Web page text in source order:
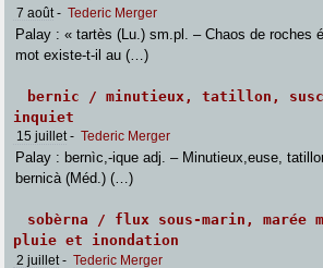
7 août - Tederic Merger
Palay : « tartès (Lu.) sm.pl. – Chaos de roches
mot existe-t-il au (…)
bernic / minutieux, tatillon,
inquiet
15 juillet - Tederic Merger
Palay : bernìc,-ique adj. – Minutieux,euse,
bernicà (Méd.) (…)
sobèrna / flux sous-marin, marée
pluie et inondation
2 juillet - Tederic Merger